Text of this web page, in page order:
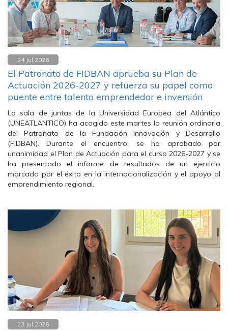
24 Jul 2026
El Patronato de FIDBAN aprueba su Plan de
Actuación 2026-2027 y refuerza su papel como
puente entre talento emprendedor e inversión
La sala de juntas de la Universidad Europea del Atlántico
(UNEATLANTICO) ha acogido este martes la reunión ordinaria
del Patronato de la Fundación Innovación y Desarrollo
(FIDBAN). Durante el encuentro, se ha aprobado por
unanimidad el Plan de Actuación para el curso 2026-2027 y se
ha presentado el informe de resultados de un ejercicio
marcado por el éxito en la internacionalización y el apoyo al
emprendimiento regional.
23 Jul 2026